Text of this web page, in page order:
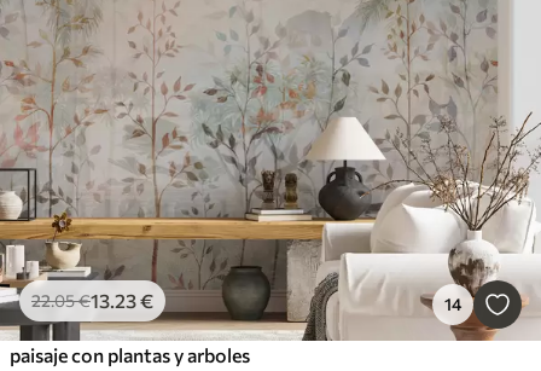
22.05€13.23€ 14
paisaje con plantas y arboles